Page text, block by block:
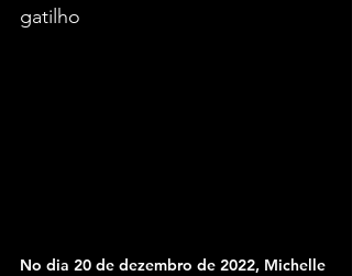
gatilho
No dia 20 de dezembro de 2022, Michelle